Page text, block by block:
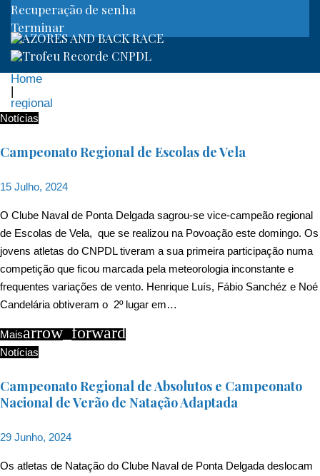
Recuperação de senha
Terminar
Home
|
regional
Etiqueta:
regional
Notícias
Campeonato Regional de Escolas de Vela
15 Julho, 2024
O Clube Naval de Ponta Delgada sagrou-se vice-campeão regional
de Escolas de Vela, que se realizou na Povoação este domingo. Os
jovens atletas do CNPDL tiveram a sua primeira participação numa
competição que ficou marcada pela meteorologia inconstante e
frequentes variações de vento. Henrique Luís, Fábio Sanchéz e Noé
Candelária obtiveram o 2º lugar em…
Maisarrow_forward
Notícias
Campeonato Regional de Absolutos e Campeonato
Nacional de Verão de Natação Adaptada
29 Junho, 2024
Os atletas de Natação do Clube Naval de Ponta Delgada deslocam